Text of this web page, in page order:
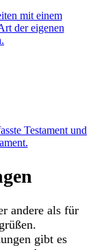
mit einem
der eigenen
Testament und
andere als für
gibt es